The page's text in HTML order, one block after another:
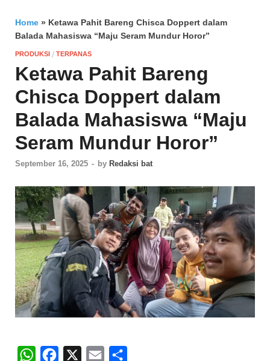
Home » Ketawa Pahit Bareng Chisca Doppert dalam
Balada Mahasiswa “Maju Seram Mundur Horor”
PRODUKSI / TERPANAS
Ketawa Pahit Bareng
Chisca Doppert dalam
Balada Mahasiswa “Maju
Seram Mundur Horor”
September 16, 2025 - by Redaksi bat
W